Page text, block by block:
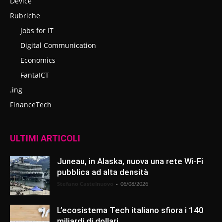
Rubriche
Jobs for IT
Digital Communication
Economics
FantaICT
.ing
FinanceTech
ULTIMI ARTICOLI
Juneau, in Alaska, nuova una rete Wi-Fi
pubblica ad alta densità
- 06/08/2026
L’ecosistema Tech italiano sfiora i 140